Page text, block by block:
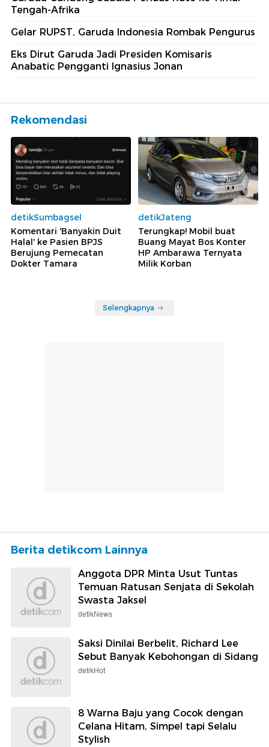
Tengah-Afrika
Gelar RUPST, Garuda Indonesia Rombak Pengurus
Eks Dirut Garuda Jadi Presiden Komisaris
Anabatic Pengganti Ignasius Jonan
Rekomendasi
detikSumbagsel
Komentari 'Banyakin Duit
Halal' ke Pasien BPJS
Berujung Pemecatan
Dokter Tamara
detikJateng
Terungkap! Mobil buat
Buang Mayat Bos Konter
HP Ambarawa Ternyata
Milik Korban
Selengkapnya
Berita detikcom Lainnya
Anggota DPR Minta Usut Tuntas
Temuan Ratusan Senjata di Sekolah
Swasta Jaksel
detikNews
Saksi Dinilai Berbelit, Richard Lee
Sebut Banyak Kebohongan di Sidang
detikHot
8 Warna Baju yang Cocok dengan
Celana Hitam, Simpel tapi Selalu
Stylish